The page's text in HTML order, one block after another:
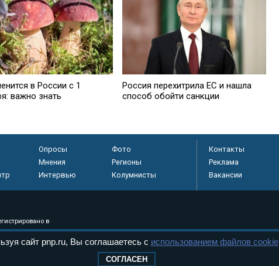
в России с 1
важно знать
Россия перехитрила EC и нашла
способ обойти санкции
Опросы
Фото
Мнения
Регионы
Интервью Колумнисты
Контакты
Реклама
Вакансии
в
и
сайт pnp.ru, Вы соглашаетесь с использованием файлов cookie
СОГЛАСЕН